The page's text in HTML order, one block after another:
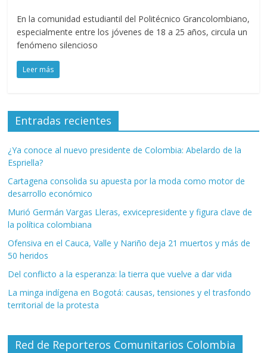
En la comunidad estudiantil del Politécnico Grancolombiano,
especialmente entre los jóvenes de 18 a 25 años, circula un
fenómeno silencioso
Leer más
Entradas recientes
¿Ya conoce al nuevo presidente de Colombia: Abelardo de la
Espriella?
Cartagena consolida su apuesta por la moda como motor de
desarrollo económico
Murió Germán Vargas Lleras, exvicepresidente y figura clave de
la política colombiana
Ofensiva en el Cauca, Valle y Nariño deja 21 muertos y más de
50 heridos
Del conflicto a la esperanza: la tierra que vuelve a dar vida
La minga indígena en Bogotá: causas, tensiones y el trasfondo
territorial de la protesta
Red de Reporteros Comunitarios Colombia